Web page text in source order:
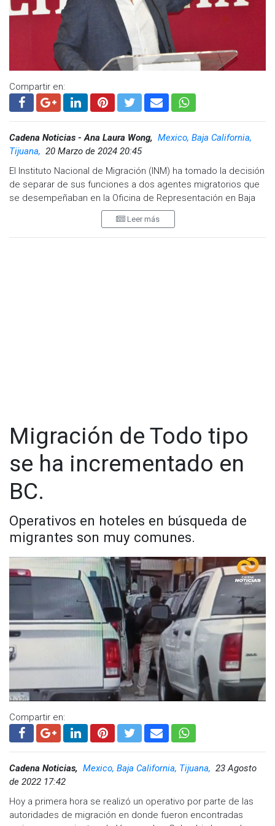
Compartir en:
Cadena Noticias - Ana Laura Wong, Mexico, Baja California,
Tijuana, 20 Marzo de 2024 20:45
El Instituto Nacional de Migración (INM) ha tomado la decisión
de separar de sus funciones a dos agentes migratorios que
se desempeñaban en la Oficina de Representación en Baja
California, luego de que la Fiscalía General de la República
(FGR) iniciara una investigación por presuntos actos ilícitos
en los que estarían involucrados.
Leer más
Migración de Todo tipo
se ha incrementado en
BC.
Operativos en hoteles en búsqueda de
migrantes son muy comunes.
Compartir en:
Cadena Noticias, Mexico, Baja California, Tijuana, 23 Agosto
de 2022 17:42
Hoy a primera hora se realizó un operativo por parte de las
autoridades de migración en donde fueron encontradas